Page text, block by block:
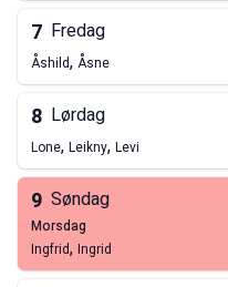
7 Fredag
Åshild, Åsne
8 Lørdag
Lone, Leikny, Levi
9 Søndag
morsdag
Ingfrid, Ingrid